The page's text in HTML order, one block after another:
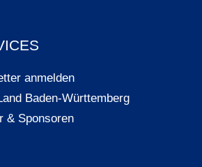
anmelden
Baden-Württemberg
& Sponsoren